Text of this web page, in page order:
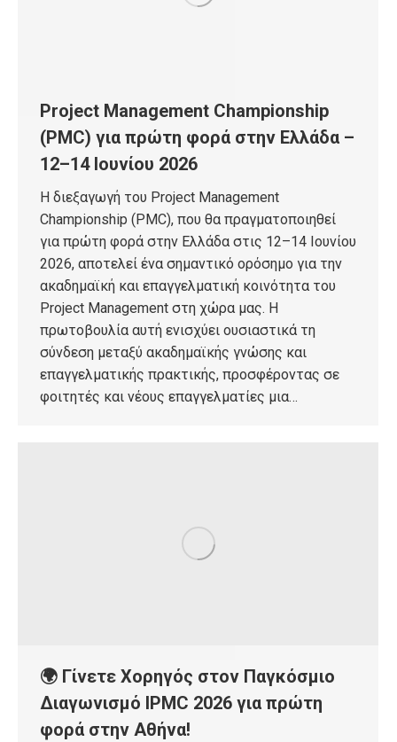
Project Management Championship
(PMC) για πρώτη φορά στην Ελλάδα –
12–14 Ιουνίου 2026
Η διεξαγωγή του Project Management
Championship (PMC), που θα πραγματοποιηθεί
για πρώτη φορά στην Ελλάδα στις 12–14 Ιουνίου
2026, αποτελεί ένα σημαντικό ορόσημο για την
ακαδημαϊκή και επαγγελματική κοινότητα του
Project Management στη χώρα μας. Η
πρωτοβουλία αυτή ενισχύει ουσιαστικά τη
σύνδεση μεταξύ ακαδημαϊκής γνώσης και
επαγγελματικής πρακτικής, προσφέροντας σε
φοιτητές και νέους επαγγελματίες μια…
🌍 Γίνετε Χορηγός στον Παγκόσμιο
Διαγωνισμό IPMC 2026 για πρώτη
φορά στην Αθήνα!